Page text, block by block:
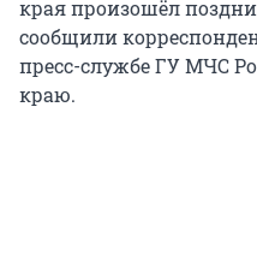
края произошёл
сообщили
пресс-службе ГУ МЧС
краю.